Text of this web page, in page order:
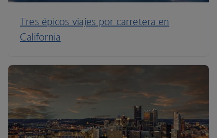
Tres épicos viajes por carretera en
California